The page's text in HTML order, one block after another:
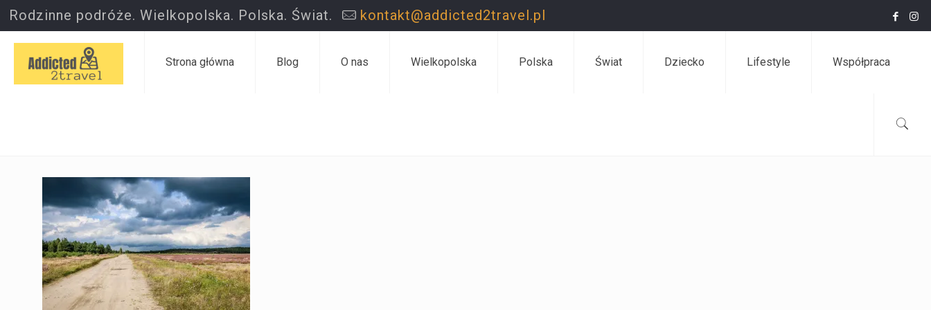
Rodzinne podróże. Wielkopolska. Polska. Świat. kontakt@addicted2travel.pl
Strona główna Blog O nas Wielkopolska Polska Świat Dziecko Lifestyle Współpraca